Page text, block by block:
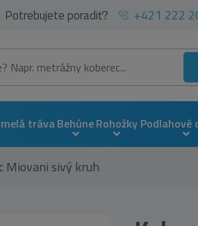
Potrebujete poradiť? +421 222
trávaBehúneRohožky Podlahové
Miovani sivý kruh